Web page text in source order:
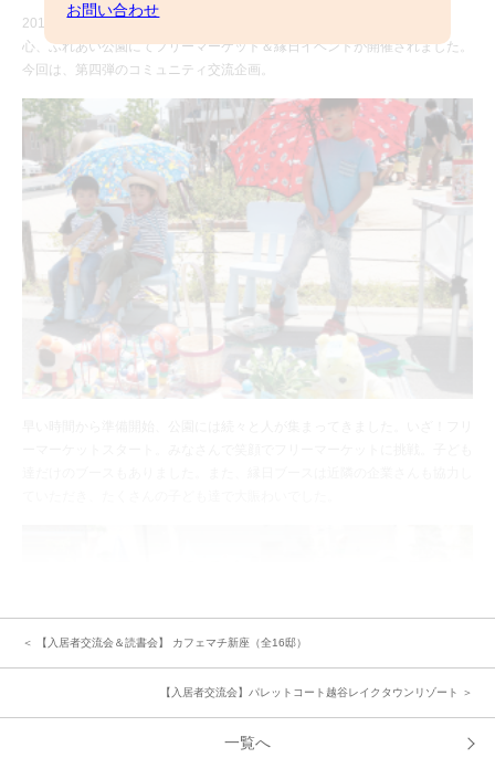
お問い合わせ
2015年5月17日（日）、「パレットコート六町 東京ココロシティ」の中
心、ふれあい公園にてフリーマーケット＆縁日イベントが開催されました。
今回は、第四弾のコミュニティ交流企画。
＜ 【入居者交流会＆読書会】 カフェマチ新座（全16邸）
【入居者交流会】パレットコート越谷レイクタウンリゾート ＞
一覧へ